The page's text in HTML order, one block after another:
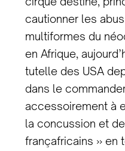
cautionner les
multiformes du
en Afrique,
tutelle des USA
dans le
accessoirement à
la concussion et
françafricains » en